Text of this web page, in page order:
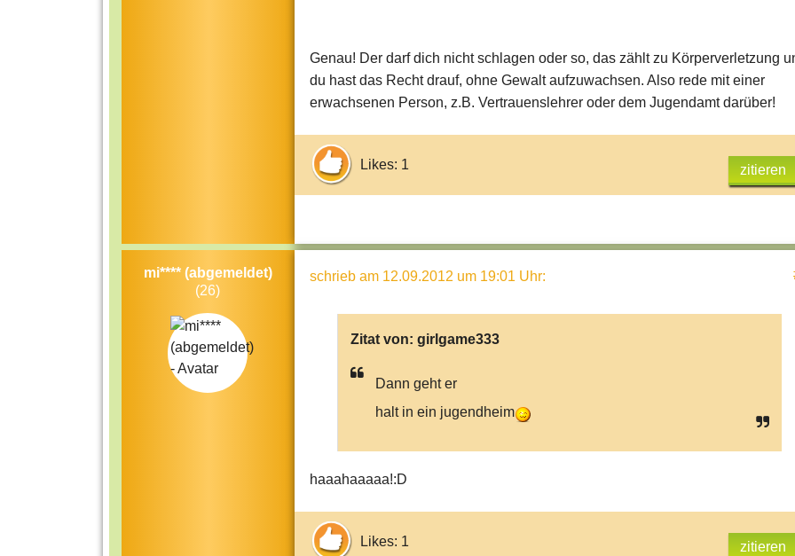
Genau! Der darf dich nicht schlagen oder so, das zählt zu Körperverletzung
du hast das Recht drauf, ohne Gewalt aufzuwachsen. Also rede mit einer
erwachsenen Person, z.B. Vertrauenslehrer oder dem Jugendamt darüber!
Likes: 1 zitieren
mi**** (abgemeldet)
(26)
schrieb am 12.09.2012 um 19:01 Uhr:
Zitat von: girlgame333
Dann geht er
halt in ein jugendheim
haaahaaaaa!:D
Likes: 1 zitieren